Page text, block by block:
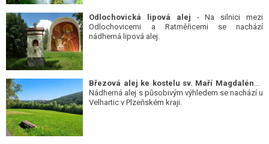
Odlochovická lipová alej - Na silnici mezi
Odlochovicemi a Ratměřicemi se nachází
nádherná lipová alej.
Březová alej ke kostelu sv. Maří Magdalény-
Nádherná alej s působivým výhledem se nachází u
Velhartic v Plzeňském kraji.